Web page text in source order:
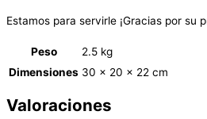
Estamos para servirle ¡Gracias por su
Peso
2.5 kg
Dimensiones 30 × 20 × 22 cm
Valoraciones